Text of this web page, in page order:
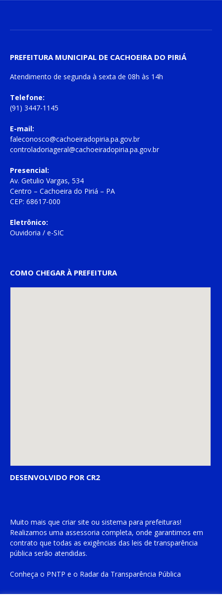
PREFEITURA MUNICIPAL DE CACHOEIRA DO PIRIÁ
Atendimento de segunda à sexta de 08h às 14h
Telefone:
(91) 3447-1145
E-mail:
faleconosco@cachoeiradopiria.pa.gov.br
controladoriageral@cachoeiradopiria.pa.gov.br
Presencial:
Av. Getulio Vargas, 534
Centro – Cachoeira do Piriá – PA
CEP: 68617-000
Eletrônico:
Ouvidoria / e-SIC
COMO CHEGAR À PREFEITURA
DESENVOLVIDO POR CR2
Muito mais que criar site ou sistema para prefeituras!
Realizamos uma assessoria completa, onde garantimos em
contrato que todas as exigências das leis de transparência
pública serão atendidas.
Conheça o PNTP e o Radar da Transparência Pública